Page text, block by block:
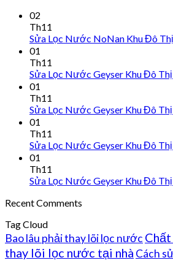
02
Th11
Sửa Lọc Nước NoNan Khu Đô
01
Th11
Sửa Lọc Nước Geyser Khu Đô
01
Th11
Sửa Lọc Nước Geyser Khu Đô
01
Th11
Sửa Lọc Nước Geyser Khu Đô
01
Th11
Sửa Lọc Nước Geyser Khu Đô
Recent Comments
Tag Cloud
Bao lâu phải thay lõi lọc nước
thay lõi lọc nước tại nhà Cách